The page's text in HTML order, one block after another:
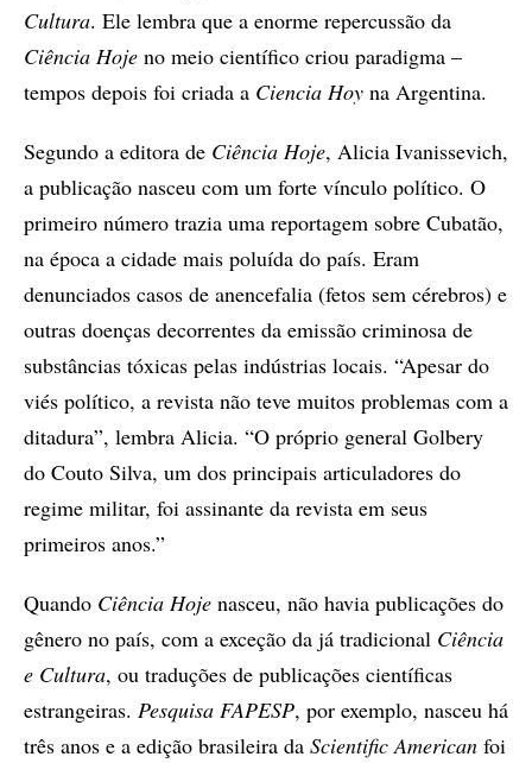
Cultura. Ele lembra que a enorme repercussão da
Ciência Hoje no meio científico criou paradigma –
tempos depois foi criada a Ciencia Hoy na Argentina.
Segundo a editora de Ciência Hoje, Alicia Ivanissevich,
a publicação nasceu com um forte vínculo político. O
primeiro número trazia uma reportagem sobre Cubatão,
na época a cidade mais poluída do país. Eram
denunciados casos de anencefalia (fetos sem cérebros) e
outras doenças decorrentes da emissão criminosa de
substâncias tóxicas pelas indústrias locais. “Apesar do
viés político, a revista não teve muitos problemas com a
ditadura”, lembra Alicia. “O próprio general Golbery
do Couto Silva, um dos principais articuladores do
regime militar, foi assinante da revista em seus
primeiros anos.”
Quando Ciência Hoje nasceu, não havia publicações do
gênero no país, com a exceção da já tradicional Ciência
e Cultura, ou traduções de publicações científicas
estrangeiras. Pesquisa FAPESP, por exemplo, nasceu há
três anos e a edição brasileira da Scientific American foi